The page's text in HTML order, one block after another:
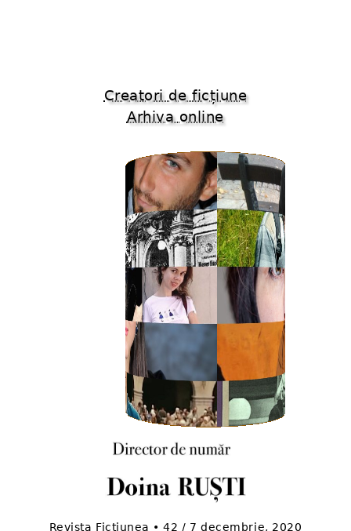
Creatori de ficțiune
Arhiva online
Revista Ficțiunea • 42 / 7 decembrie, 2020